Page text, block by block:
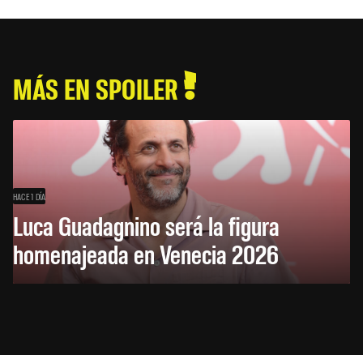
MÁS EN SPOILER
HACE 1 DÍA
Luca Guadagnino será la figura
homenajeada en Venecia 2026